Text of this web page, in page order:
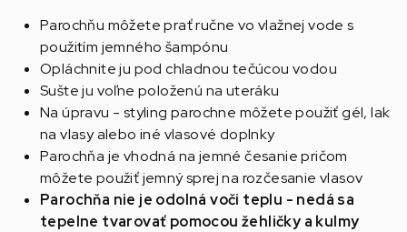
Parochňu môžete prať ručne vo vlažnej vode s
použitím jemného šampónu
Opláchnite ju pod chladnou tečúcou vodou
Sušte ju voľne položenú na uteráku
Na úpravu - styling parochne môžete použiť gél, lak
na vlasy alebo iné vlasové doplnky
Parochňa je vhodná na jemné česanie pričom
môžete použiť jemný sprej na rozčesanie vlasov
Parochňa nie je odolná voči teplu - nedá sa
tepelne tvarovať pomocou žehličky a kulmy